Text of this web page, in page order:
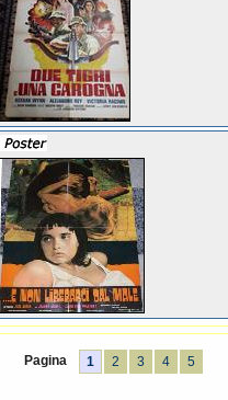
Pagina 1 2 3 4 5